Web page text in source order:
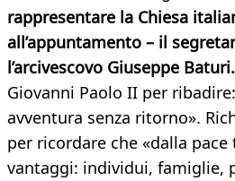
rappresentare la Chiesa
all’appuntamento – il
l’arcivescovo Giuseppe Baturi.
Giovanni Paolo II per
avventura senza ritorno».
per ricordare che «dalla
vantaggi: individui, famiglie,